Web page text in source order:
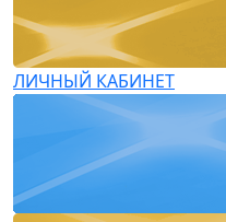
ЛИЧНЫЙ КАБИНЕТ